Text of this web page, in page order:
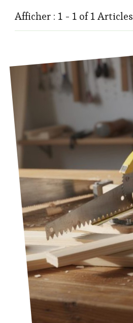
Afficher : 1 - 1 of 1 Articles